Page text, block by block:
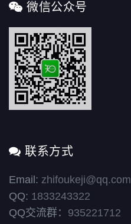
微信公众号
联系方式
Email: zhifoukeji@qq.com
QQ: 1833243322
QQ交流群： 935221712